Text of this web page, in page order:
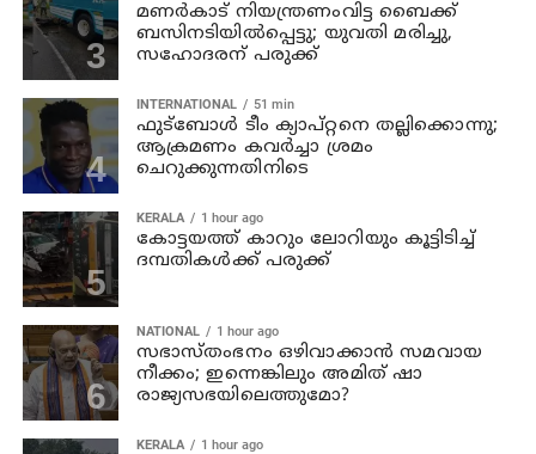
മണര്‍കാട് നിയന്ത്രണംവിട്ട ബൈക്ക്
ബസിനടിയിൽപ്പെട്ടു; യുവതി മരിച്ചു,
സഹോദരന് പരുക്ക്
INTERNATIONAL 51 min
ഫുട്ബോൾ ടീം ക്യാപ്റ്റനെ തല്ലിക്കൊന്നു;
ആക്രമണം കവർച്ചാ ശ്രമം
ചെറുക്കുന്നതിനിടെ
KERALA 1 hour ago
കോട്ടയത്ത് കാറും ലോറിയും കൂട്ടിടിച്ച്
ദമ്പതികള്‍ക്ക് പരുക്ക്
NATIONAL 1 hour ago
സഭാസ്തംഭനം ഒഴിവാക്കാൻ സമവായ
നീക്കം; ഇന്നെങ്കിലും അമിത് ഷാ
രാജ്യസഭയിലെത്തുമോ?
KERALA 1 hour ago